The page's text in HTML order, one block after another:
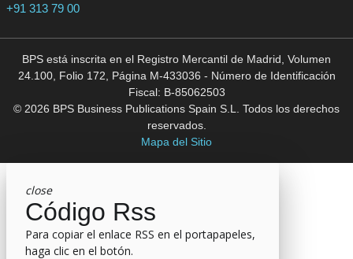
+91 313 79 00
BPS está inscrita en el Registro Mercantil de Madrid, Volumen
24.100, Folio 172, Página M-433036 - Número de Identificación
Fiscal: B-85062503
© 2026 BPS Business Publications Spain S.L. Todos los derechos
reservados.
Mapa del Sitio
close
Código Rss
Para copiar el enlace RSS en el portapapeles,
haga clic en el botón.